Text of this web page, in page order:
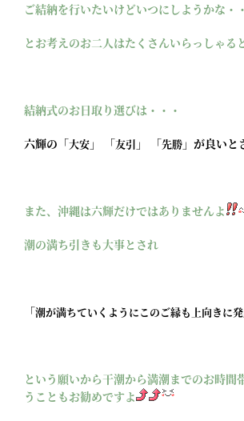
ご結納を行いたいけどいつにしようかな・
とお考えのお二人はたくさんいらっしゃる
結納式のお日取り選びは・・・
六輝の「大安 」 「友引 」 「先勝 」が良いと
また、沖縄は六輝だけではありませんよ
潮の満ち引きも大事とされ
「潮が満ちていくようにこのご縁も上向きに
という願いから干潮から満潮までのお時間
うこともお勧めですよ